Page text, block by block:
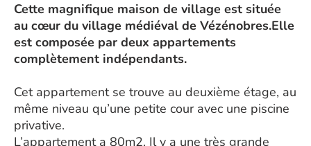
Cette magnifique maison de village est située
au cœur du village médiéval de Vézénobres.Elle
est composée par deux appartements
complètement indépendants.
Cet appartement se trouve au deuxième étage, au
même niveau qu’une petite cour avec une piscine
privative.
L’appartement a 80m2. Il y a une très grande